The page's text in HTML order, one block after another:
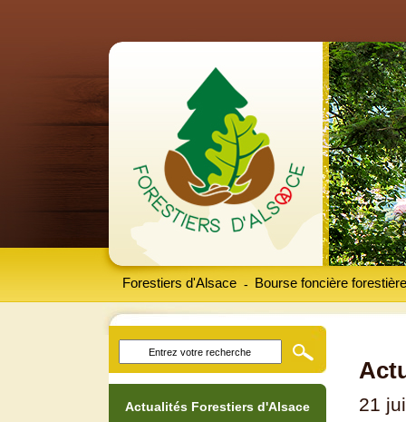
Forestiers d'Alsace Bourse foncière forestière
-
21
Actualités Forestiers d'Alsace